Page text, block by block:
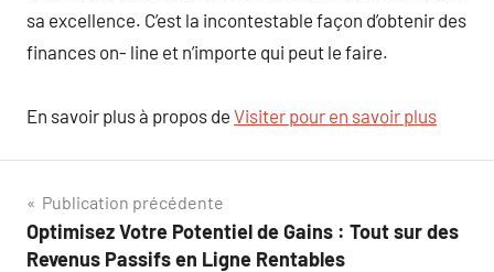
sa excellence. C’est la incontestable façon d’obtenir des
finances on- line et n’importe qui peut le faire.
En savoir plus à propos de Visiter pour en savoir plus
Navigation
de
Publication précédente
Optimisez Votre Potentiel de Gains : Tout sur des
Revenus Passifs en Ligne Rentables